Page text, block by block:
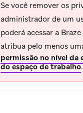
Se você remover os
administrador de um
poderá acessar a
atribua pelo menos
permissão no nível da
do espaço de trabalho.